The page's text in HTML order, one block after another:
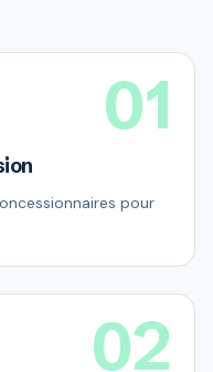
01
pour
02